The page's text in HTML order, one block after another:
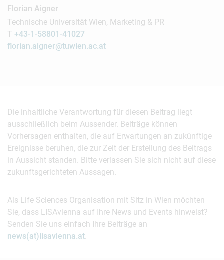
Florian Aigner
Technische Universität Wien, Marketing & PR
T +43-1-58801-41027
florian.aigner@tuwien.ac.at
Die inhaltliche Verantwortung für diesen Beitrag liegt
ausschließlich beim Aussender. Beiträge können
Vorhersagen enthalten, die auf Erwartungen an zukünftige
Ereignisse beruhen, die zur Zeit der Erstellung des Beitrags
in Aussicht standen. Bitte verlassen Sie sich nicht auf diese
zukunftsgerichteten Aussagen.
Als Life Sciences Organisation mit Sitz in Wien möchten
Sie, dass LISAvienna auf Ihre News und Events hinweist?
Senden Sie uns einfach Ihre Beiträge an
news(at)lisavienna.at.